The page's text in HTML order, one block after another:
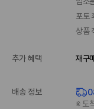
포토
상품
추가 혜택 재구
배송 정보
※ 도